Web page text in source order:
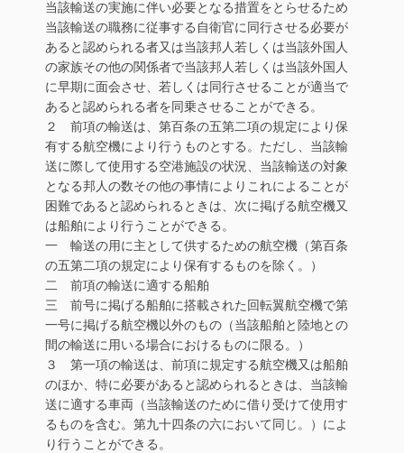
当該輸送の実施に伴い必要となる措置をとらせるため
当該輸送の職務に従事する自衛官に同行させる必要が
あると認められる者又は当該邦人若しくは当該外国人
の家族その他の関係者で当該邦人若しくは当該外国人
に早期に面会させ、若しくは同行させることが適当で
あると認められる者を同乗させることができる。
２ 前項の輸送は、第百条の五第二項の規定により保
有する航空機により行うものとする。ただし、当該輸
送に際して使用する空港施設の状況、当該輸送の対象
となる邦人の数その他の事情によりこれによることが
困難であると認められるときは、次に掲げる航空機又
は船舶により行うことができる。
一 輸送の用に主として供するための航空機（第百条
の五第二項の規定により保有するものを除く。）
二 前項の輸送に適する船舶
三 前号に掲げる船舶に搭載された回転翼航空機で第
一号に掲げる航空機以外のもの（当該船舶と陸地との
間の輸送に用いる場合におけるものに限る。）
３ 第一項の輸送は、前項に規定する航空機又は船舶
のほか、特に必要があると認められるときは、当該輸
送に適する車両（当該輸送のために借り受けて使用す
るものを含む。第九十四条の六において同じ。）によ
り行うことができる。